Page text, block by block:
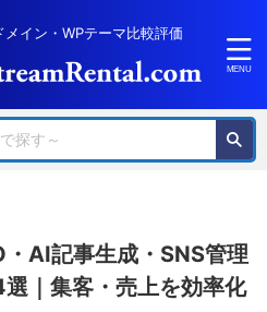
イン・WPテーマ比較評価
・AI記事生成・SNS管理
｜集客・売上を効率化